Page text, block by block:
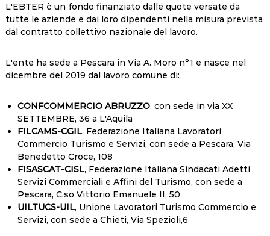
L'EBTER è un fondo finanziato dalle quote versate da
tutte le aziende e dai loro dipendenti nella misura prevista
dal contratto collettivo nazionale del lavoro.
L'ente ha sede a Pescara in Via A. Moro n°1 e nasce nel
dicembre del 2019 dal lavoro comune di:
CONFCOMMERCIO ABRUZZO, con sede in via XX
SETTEMBRE, 36 a L'Aquila
FILCAMS-CGIL, Federazione Italiana Lavoratori
Commercio Turismo e Servizi, con sede a Pescara, Via
Benedetto Croce, 108
FISASCAT-CISL, Federazione Italiana Sindacati Adetti
Servizi Commerciali e Affini del Turismo, con sede a
Pescara, C.so Vittorio Emanuele II, 50
UILTUCS-UIL, Unione Lavoratori Turismo Commercio e
Servizi, con sede a Chieti, Via Spezioli,6